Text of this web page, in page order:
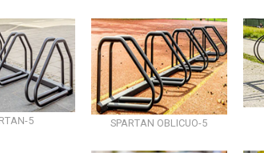
5 SPARTAN OBLICUO-5